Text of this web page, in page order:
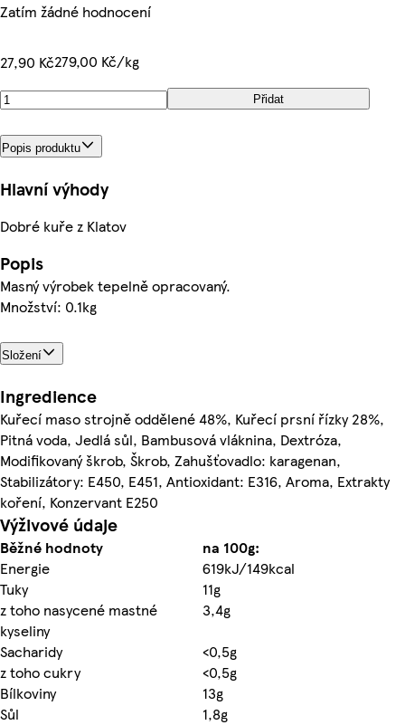
Zatím žádné hodnocení
27,90 Kč279,00 Kč/kg
Přidat
Popis produktu
Hlavní výhody
Dobré kuře z Klatov
Popis
Masný výrobek tepelně opracovaný.
Množství: 0.1kg
Složení
Ingredience
Kuřecí maso strojně oddělené 48%, Kuřecí prsní řízky 28%,
Pitná voda, Jedlá sůl, Bambusová vláknina, Dextróza,
Modifikovaný škrob, Škrob, Zahušťovadlo: karagenan,
Stabilizátory: E450, E451, Antioxidant: E316, Aroma, Extrakty
koření, Konzervant E250
Výživové údaje
Běžné hodnoty
na 100g:
Energie
619kJ/149kcal
Tuky
11g
z toho nasycené mastné
kyseliny
3,4g
Sacharidy
<0,5g
z toho cukry
<0,5g
Bílkoviny
13g
Sůl
1,8g